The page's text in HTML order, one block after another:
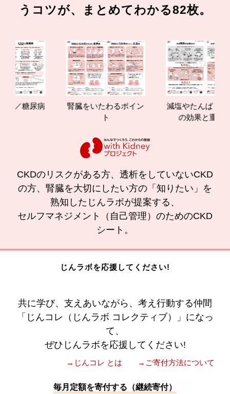
うコツが、まとめてわかる82枚。
／糖尿病
腎臓をいたわるポイン
減塩やたんぱく質管
の効果と重要性
CKDのリスクがある方、透析をしていないCKD
の方、腎臓を大切にしたい方の「知りたい」を
熟知したじんラボが提案する、
セルフマネジメント（自己管理）のためのCKD
シート。
じんラボを応援してください!
共に学び、支えあいながら、考え行動する仲間
「じんコレ（じんラボ コレクティブ）」になっ
て、
ぜひじんラボを応援してください!
→じんコレ とは →ご寄付方法について
毎月定額を寄付する（継続寄付）